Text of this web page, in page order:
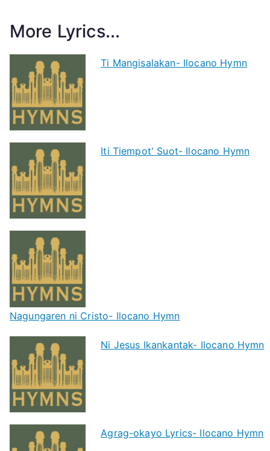
More Lyrics...
Ti Mangisalakan- Ilocano Hymn
Iti Tiempot' Suot- Ilocano Hymn
Nagungaren ni Cristo- Ilocano Hymn
Ni Jesus Ikankantak- Ilocano Hymn
Agrag-okayo Lyrics- Ilocano Hymn